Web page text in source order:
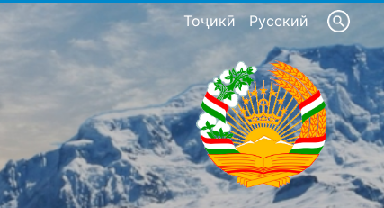
Тоҷикӣ Русский